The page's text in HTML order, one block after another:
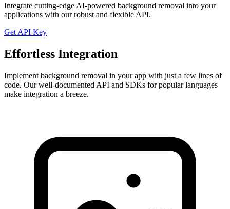
Integrate cutting-edge AI-powered background removal into your
applications with our robust and flexible API.
Get API Key
Effortless Integration
Implement background removal in your app with just a few lines of
code. Our well-documented API and SDKs for popular languages
make integration a breeze.